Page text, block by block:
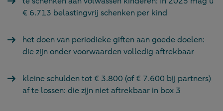
€ 6.713 belastingvrij schenken per kind
het doen van periodieke giften aan goede doelen:
die zijn onder voorwaarden volledig aftrekbaar
kleine schulden tot € 3.800 (of € 7.600 bij partners)
af te lossen: die zijn niet aftrekbaar in box 3